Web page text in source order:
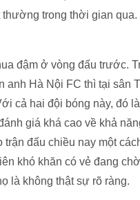
trong thời gian
đậm ở vòng đấu trước.
Hà Nội FC thì tại sân
cả hai đội bóng này, đó
giá khá cao về khả
đấu chiều nay một
khó khăn có vẻ đang
là không thật sự rõ ràng.